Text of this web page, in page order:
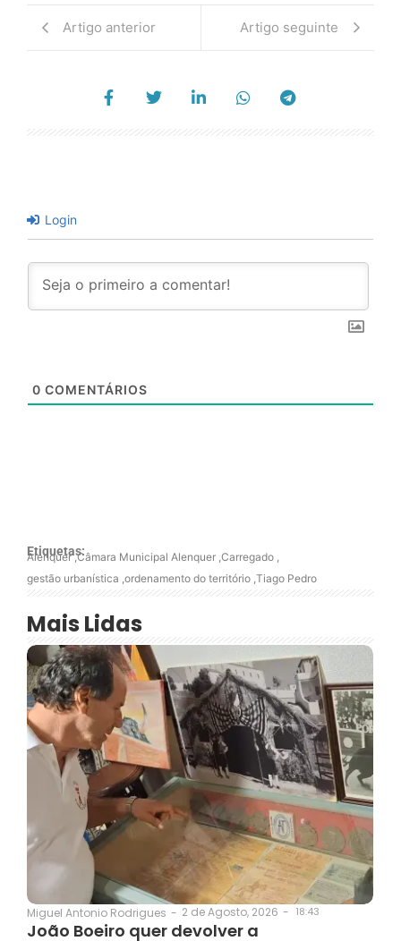
Artigo anterior Artigo seguinte
Login
0 COMENTÁRIOS
Etiquetas:
Alenquer,Câmara Municipal Alenquer ,Carregado ,
gestão urbanística ,ordenamento do território ,Tiago Pedro
Mais Lidas
Miguel Antonio Rodrigues - 2 de Agosto, 2026 - 18:43
João Boeiro quer devolver a